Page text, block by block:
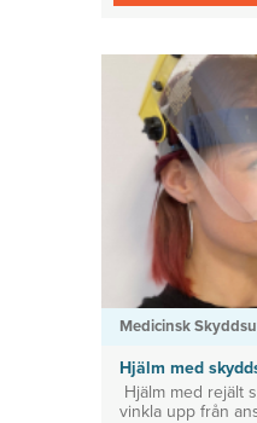
Medicinsk
Hjälm med
Hjälm med rejält
vinkla upp från